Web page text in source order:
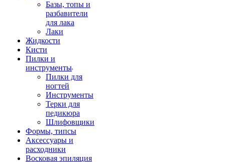
Базы, топы и
разбавители
для лака
Лаки
Жидкости
Кисти
Пилки и
инструменты
Пилки для
ногтей
Инструменты
Терки для
педикюра
Шлифовщики
Формы, типсы
Аксессуары и
расходники
Восковая эпиляция